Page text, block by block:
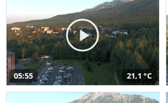
05:55 21,1 °C